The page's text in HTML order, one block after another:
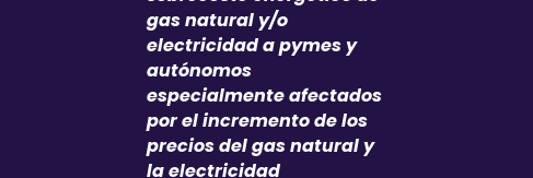
gas natural y/o
electricidad a pymes y
autónomos
especialmente afectados
por el incremento de los
precios del gas natural y
la electricidad